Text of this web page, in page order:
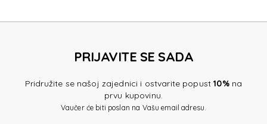
PRIJAVITE SE SADA
Pridružite se našoj zajednici i ostvarite popust10%na
prvu kupovinu.
Vaučer će biti poslan na Vašu email adresu.